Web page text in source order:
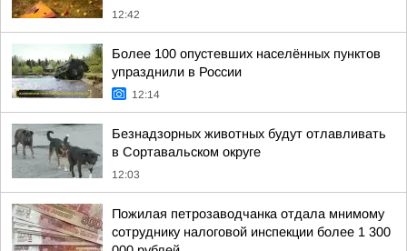
12:42
Более 100 опустевших населённых пунктов
упразднили в России
12:14
Безнадзорных животных будут отлавливать
в Сортавальском округе
12:03
Пожилая петрозаводчанка отдала мнимому
сотруднику налоговой инспекции более 1 300